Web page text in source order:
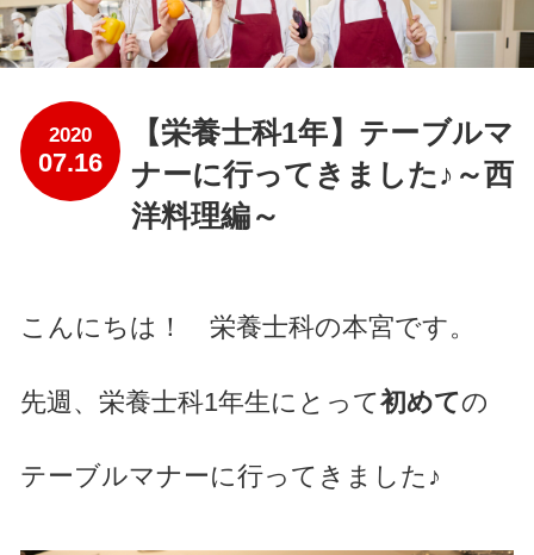
2020
07.16
【栄養士科1年】テーブルマ
ナーに行ってきました♪～西
洋料理編～
こんにちは！ 栄養士科の本宮です。
先週、栄養士科1年生にとって初めての
テーブルマナーに行ってきました♪